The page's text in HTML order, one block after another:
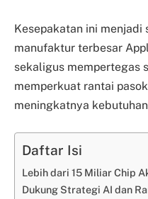
Kesepakatan ini menjadi
manufaktur terbesar
sekaligus mempertegas
memperkuat rantai
meningkatnya
Daftar Isi
Lebih dari 15 Miliar Chip
Dukung Strategi AI dan